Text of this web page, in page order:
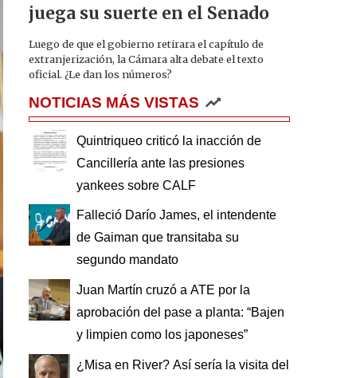
juega su suerte en el Senado
Luego de que el gobierno retirara el capítulo de
extranjerización, la Cámara alta debate el texto
oficial. ¿Le dan los números?
NOTICIAS MÁS VISTAS
Quintriqueo criticó la inacción de
Cancillería ante las presiones
yankees sobre CALF
Falleció Darío James, el intendente
de Gaiman que transitaba su
segundo mandato
Juan Martín cruzó a ATE por la
aprobación del pase a planta: “Bajen
y limpien como los japoneses”
¿Misa en River? Así sería la visita del